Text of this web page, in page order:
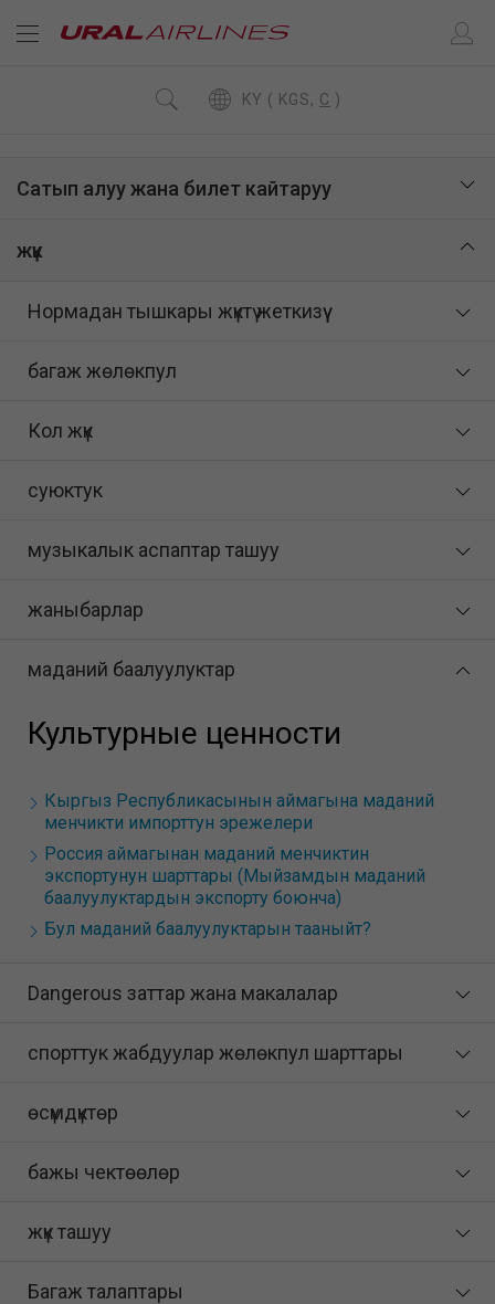
KY ( KGS, C )
Сатып алуу жана билет кайтаруу
жүк
Нормадан тышкары жүктү жеткизүү
багаж жөлөкпул
Кол жүк
суюктук
музыкалык аспаптар ташуу
жаныбарлар
маданий баалуулуктар
Культурные ценности
Кыргыз Республикасынын аймагына маданий
менчикти импорттун эрежелери
Россия аймагынан маданий менчиктин
экспортунун шарттары (Мыйзамдын маданий
баалуулуктардын экспорту боюнча)
Бул маданий баалуулуктарын тааныйт?
Dangerous заттар жана макалалар
спорттук жабдуулар жөлөкпул шарттары
өсүмдүктөр
бажы чектөөлөр
жүк ташуу
Багаж талаптары